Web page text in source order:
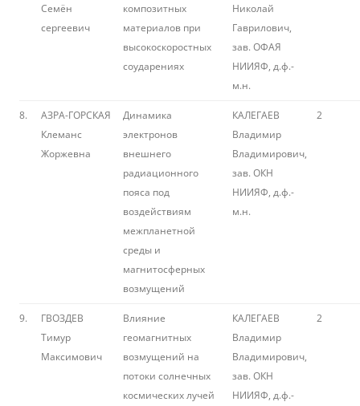
Семён
сергеевич
композитных
материалов при
высокоскоростных
соударениях
Николай
Гаврилович,
зав. ОФАЯ
НИИЯФ, д.ф.-
м.н.
8.
АЗРА-ГОРСКАЯ
Клеманс
Жоржевна
Динамика
электронов
внешнего
радиационного
пояса под
воздействиям
межпланетной
среды и
магнитосферных
возмущений
КАЛЕГАЕВ
Владимир
Владимирович,
зав. ОКН
НИИЯФ, д.ф.-
м.н.
2
9.
ГВОЗДЕВ
Тимур
Максимович
Влияние
геомагнитных
возмущений на
потоки солнечных
космических лучей
КАЛЕГАЕВ
Владимир
Владимирович,
зав. ОКН
НИИЯФ, д.ф.-
2